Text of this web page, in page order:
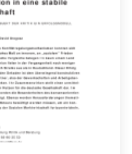
Die Befunde
und -
mit der